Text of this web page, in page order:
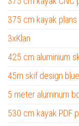
375 cm kayak plans
3xKlan
425 cm aluminium
45m skif design
5 meter aluminum
530 cm kayak PDF